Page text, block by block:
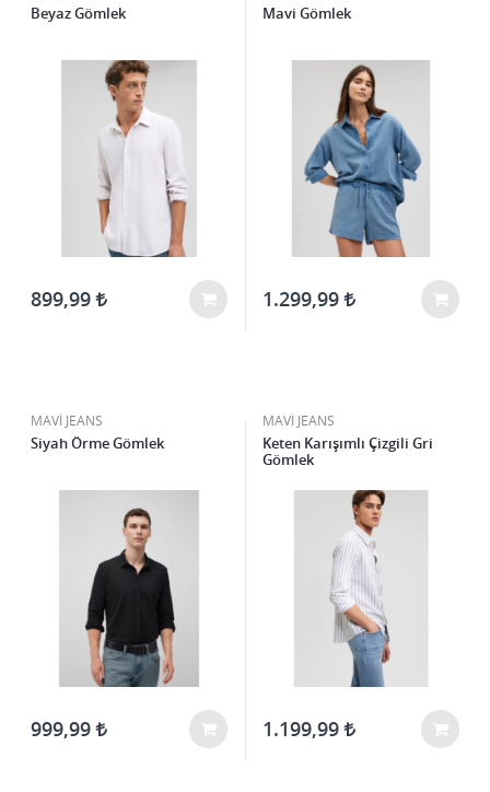
Beyaz Gömlek
899,99
Mavi Gömlek
1.299,99
MAVİ JEANS
Siyah Örme Gömlek
999,99
MAVİ JEANS
Keten Karışımlı Çizgili Gri
Gömlek
1.199,99